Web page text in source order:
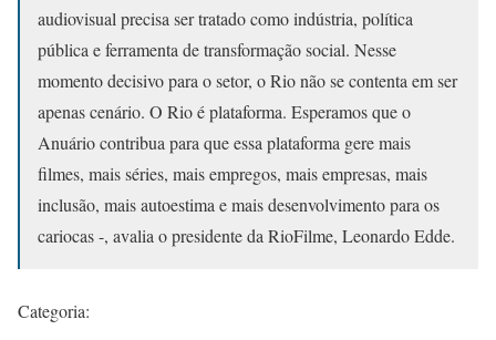
audiovisual precisa ser tratado como indústria, política
pública e ferramenta de transformação social. Nesse
momento decisivo para o setor, o Rio não se contenta em ser
apenas cenário. O Rio é plataforma. Esperamos que o
Anuário contribua para que essa plataforma gere mais
filmes, mais séries, mais empregos, mais empresas, mais
inclusão, mais autoestima e mais desenvolvimento para os
cariocas -, avalia o presidente da RioFilme, Leonardo Edde.
Categoria: